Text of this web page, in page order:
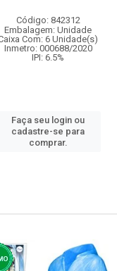
Código: 842312
Embalagem: Unidade
Com: 6 Unidade(s)
Inmetro: 000688/2020
IPI: 6.5%
Faça seu login ou
cadastre-se para
comprar.